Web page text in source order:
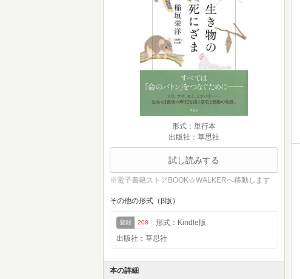
形式：単行本
出版社：草思社
試し読みする
※電子書籍ストアBOOK☆WALKERへ移動します
その他の形式（β版）
登録 208
形式：Kindle版
出版社：草思社
本の詳細